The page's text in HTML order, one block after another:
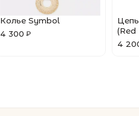
Колье Symbol
4 300 ₽
(Red
4